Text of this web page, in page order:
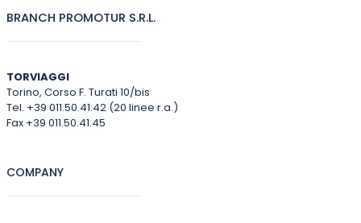
BRANCH PROMOTUR S.R.L.
TORVIAGGI
Torino, Corso F. Turati 10/bis
Tel. +39 011.50.41.42 (20 linee r.a.)
Fax +39 011.50.41.45
COMPANY